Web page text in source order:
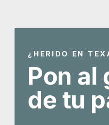
¿HERIDO EN
Pon al
de tu